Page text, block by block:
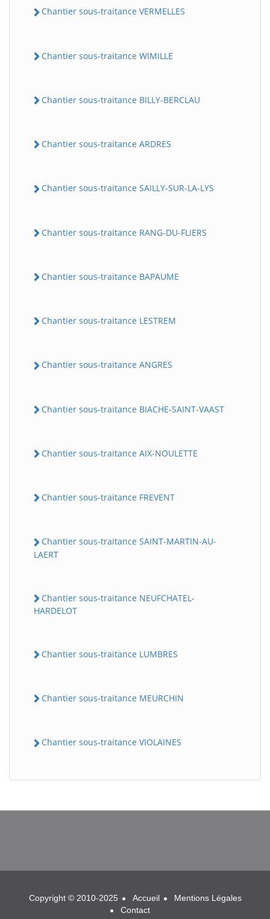
Chantier sous-traitance VERMELLES
Chantier sous-traitance WIMILLE
Chantier sous-traitance BILLY-BERCLAU
Chantier sous-traitance ARDRES
Chantier sous-traitance SAILLY-SUR-LA-LYS
Chantier sous-traitance RANG-DU-FLIERS
Chantier sous-traitance BAPAUME
Chantier sous-traitance LESTREM
Chantier sous-traitance ANGRES
Chantier sous-traitance BIACHE-SAINT-VAAST
Chantier sous-traitance AIX-NOULETTE
Chantier sous-traitance FREVENT
Chantier sous-traitance SAINT-MARTIN-AU-
LAERT
Chantier sous-traitance NEUFCHATEL-
HARDELOT
Chantier sous-traitance LUMBRES
Chantier sous-traitance MEURCHIN
Chantier sous-traitance VIOLAINES
BatiWebPro
Copyright © 2010-2025 Accueil
Mentions Légales
Contact